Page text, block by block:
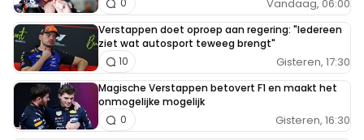
Vandaag, 06:00
0
Verstappen doet oproep aan regering: "Iedereen
ziet wat autosport teweeg brengt"
Gisteren, 17:30
10
Magische Verstappen betovert F1 en maakt het
onmogelijke mogelijk
Gisteren, 16:30
0